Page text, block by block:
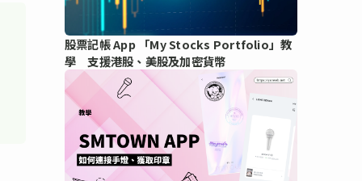
股票記帳 App 「My Stocks Portfolio」教
學 支援港股、美股及加密貨幣